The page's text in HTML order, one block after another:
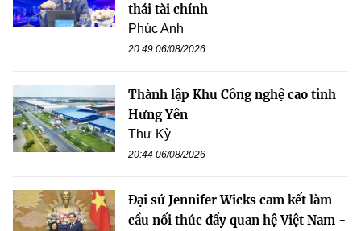
thái tài chính
Phúc Anh
20:49 06/08/2026
Thành lập Khu Công nghệ cao tỉnh
Hưng Yên
Thư Kỳ
20:44 06/08/2026
Đại sứ Jennifer Wicks cam kết làm
cầu nối thúc đẩy quan hệ Việt Nam -